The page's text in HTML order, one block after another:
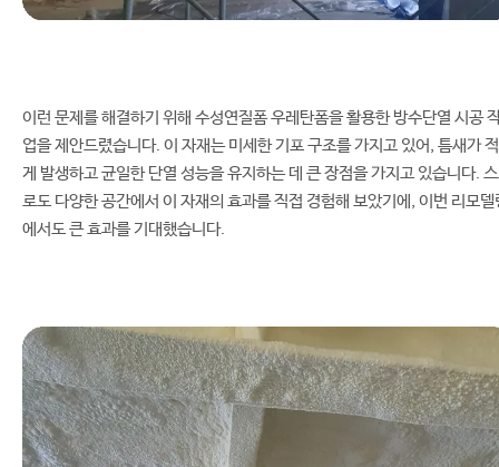
이런 문제를 해결하기 위해 수성연질폼 우레탄폼을 활용한 방수단열 시공
업을 제안드렸습니다. 이 자재는 미세한 기포 구조를 가지고 있어, 틈새가 적
게 발생하고 균일한 단열 성능을 유지하는 데 큰 장점을 가지고 있습니다.
로도 다양한 공간에서 이 자재의 효과를 직접 경험해 보았기에, 이번 리모델
에서도 큰 효과를 기대했습니다.